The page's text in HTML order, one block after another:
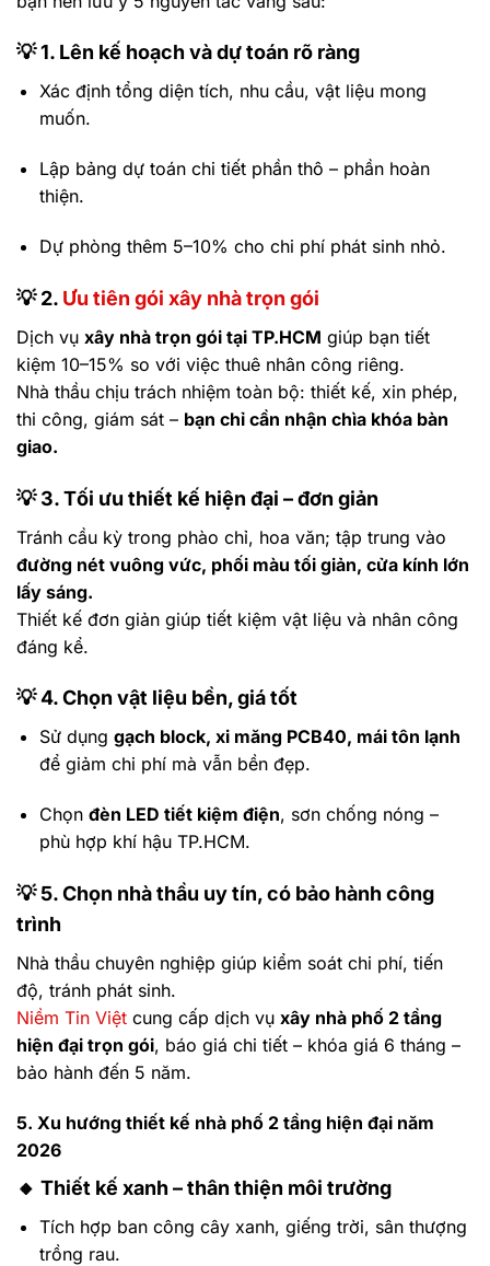
💡1. Lên kế hoạch và dự toán rõ ràng
Xác định tổng diện tích, nhu cầu, vật liệu mong
muốn.
Lập bảng dự toán chi tiết phần thô – phần hoàn
thiện.
Dự phòng thêm 5–10% cho chi phí phát sinh nhỏ.
💡2. Ưu tiên gói xây nhà trọn gói
Dịch vụ xây nhà trọn gói tại TP.HCM giúp bạn tiết
kiệm 10–15% so với việc thuê nhân công riêng.
Nhà thầu chịu trách nhiệm toàn bộ: thiết kế, xin phép,
thi công, giám sát – bạn chỉ cần nhận chìa khóa bàn
giao.
💡3. Tối ưu thiết kế hiện đại – đơn giản
Tránh cầu kỳ trong phào chỉ, hoa văn; tập trung vào
đường nét vuông vức, phối màu tối giản, cửa kính lớn
lấy sáng.
Thiết kế đơn giản giúp tiết kiệm vật liệu và nhân công
đáng kể.
💡4. Chọn vật liệu bền, giá tốt
Sử dụng gạch block, xi măng PCB40, mái tôn lạnh
để giảm chi phí mà vẫn bền đẹp.
Chọn đèn LED tiết kiệm điện, sơn chống nóng –
phù hợp khí hậu TP.HCM.
💡5. Chọn nhà thầu uy tín, có bảo hành công
trình
Nhà thầu chuyên nghiệp giúp kiểm soát chi phí, tiến
độ, tránh phát sinh.
Niềm Tin Việt cung cấp dịch vụ xây nhà phố 2 tầng
hiện đại trọn gói, báo giá chi tiết – khóa giá 6 tháng –
bảo hành đến 5 năm.
5. Xu hướng thiết kế nhà phố 2 tầng hiện đại năm
2026
🔸 Thiết kế xanh – thân thiện môi trường
Tích hợp ban công cây xanh, giếng trời, sân thượng
trồng rau.